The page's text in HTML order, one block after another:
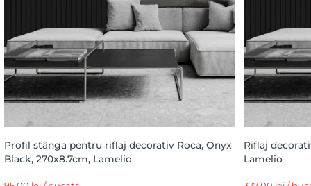
Profil stânga pentru riflaj decorativ Roca, Onyx
Black, 270x8.7cm, Lamelio
Riflaj
Lamelio